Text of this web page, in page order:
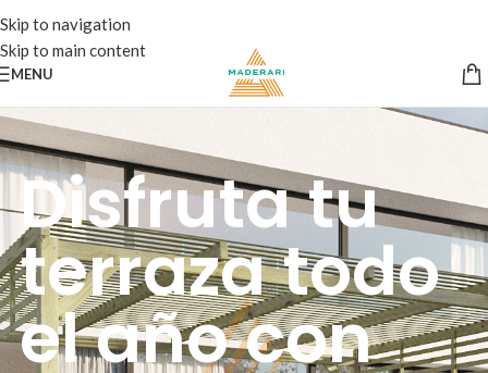
Skip to navigation
Skip to main content
MENU
Disfruta tu
terraza todo
el año con